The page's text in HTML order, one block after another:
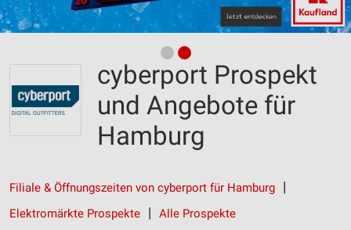
cyberport Prospekt
und Angebote für
Hamburg
Filiale & Öffnungszeiten von cyberport für Hamburg
Elektromärkte Prospekte
Alle Prospekte